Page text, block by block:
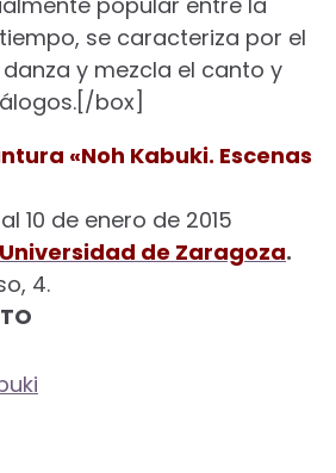
se caracteriza por el
y mezcla el canto y
box]
«Noh Kabuki. Escenas
10 de enero de 2015
Universidad de Zaragoza.
4.